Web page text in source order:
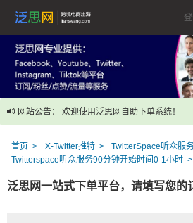
网站公告： 欢迎使用泛思网自助下单系统！
首页 X-Twitter推特
TwitterSpace听众服
Twitterspace听众服务90分钟开始时间0-1小时
泛思网一站式下单平台，请填写您的